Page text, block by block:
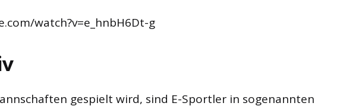
watch?v=e_hnbH6Dt-g
gespielt wird, sind E-Sportler in sogenannten